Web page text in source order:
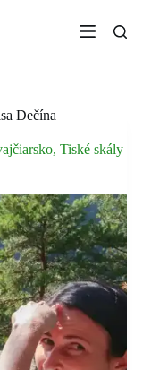
Dečína
, Tiské skály